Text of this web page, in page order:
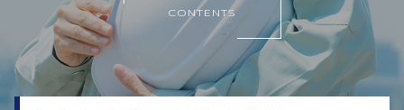
各種製品例
お知らせ
コンテンツ
CONTENTS